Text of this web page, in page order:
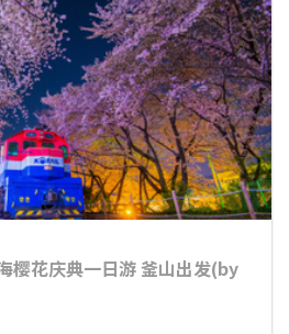
樱花庆典一日游 釜山出发(by